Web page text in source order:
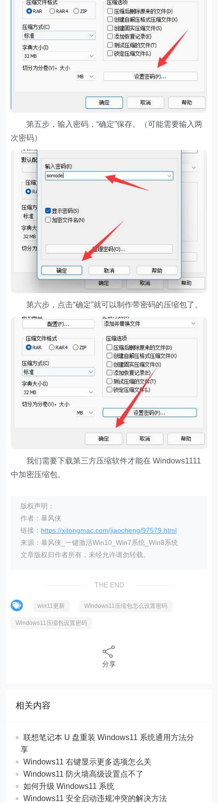
第五步，输入密码，“确定”保存。（可能需要输入两
次密码）
第六步，点击“确定”就可以制作带密码的压缩包了。
我们需要下载第三方压缩软件才能在 Windows1111
中加密压缩包。
版权声明：
作者：暴风侠
链接： https://xitongmac.com/jiaocheng/97579.html
来源：暴风侠_一键激活Win10_Win7系统_Win8系统
文章版权归作者所有，未经允许请勿转载。
THE END
win11更新 Windows11压缩包怎么设置密码
Windows11压缩包设置密码
分享
相关内容
联想笔记本 U 盘重装 Windows11 系统通用方法分
享
Windows11 右键显示更多选项怎么关
Windows11 防火墙高级设置点不了
如何升级 Windows11 系统
Windows11 安全启动违规冲突的解决方法